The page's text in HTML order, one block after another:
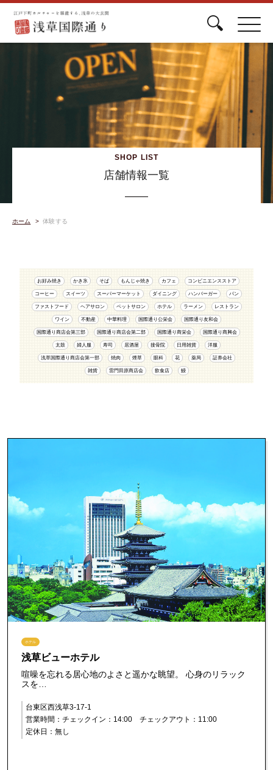
SHOP LIST
店舗情報一覧
ホーム 体験する
お好み焼き かき氷 そば もんじゃ焼き カフェ コンビニエンスストア
コーヒー スイーツ スーパーマーケット ダイニング ハンバーガー パン
ファストフード ヘアサロン ペットサロン ホテル ラーメン レストラン
ワイン 不動産 中華料理 国際通り公栄会 国際通り友和会
国際通り商店会第三部 国際通り商店会第二部 国際通り商栄会 国際通り商興会
太鼓 婦人服 寿司 居酒屋 接骨院 日用雑貨 洋服
浅草国際通り商店会第一部 焼肉 煙草 眼科 花 薬局 証券会社
雑貨 雷門田原商店会 飲食店 鰻
ホテル
浅草ビューホテル
喧噪を忘れる居心地のよさと遥かな眺望。 心身のリラック
スを…
台東区西浅草3-17-1
営業時間：チェックイン：14:00 チェックアウト：11:00
定休日：無し